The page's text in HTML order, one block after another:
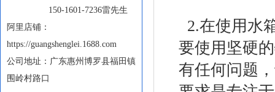
150-1601-7236雷先生
阿里店铺：
https://guangshenglei.1688.com
公司地址：广东惠州博罗县福田镇
围岭村路口
2.在使用水
要使用坚硬
有任何问题